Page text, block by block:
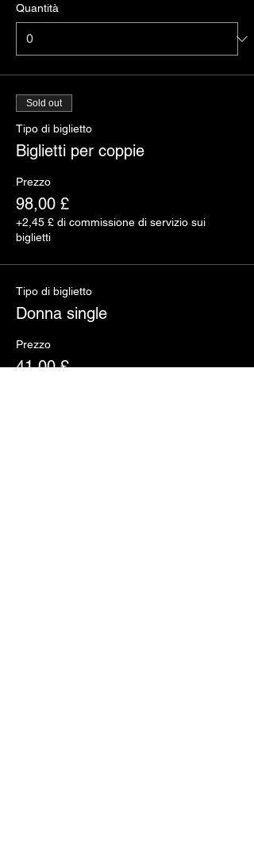
Quantità
Sold out
Tipo di biglietto
Biglietti per coppie
Prezzo
98,00 £
+2,45 £ di commissione di servizio sui
biglietti
Tipo di biglietto
Donna single
Prezzo
41,00 £